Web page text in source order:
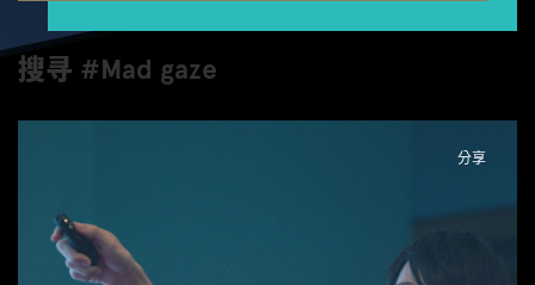
搜寻 #Mad gaze
分享